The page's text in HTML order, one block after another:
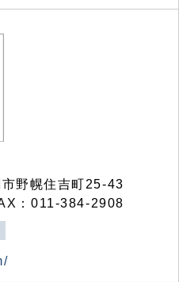
野幌住吉町25-43
：011-384-2908